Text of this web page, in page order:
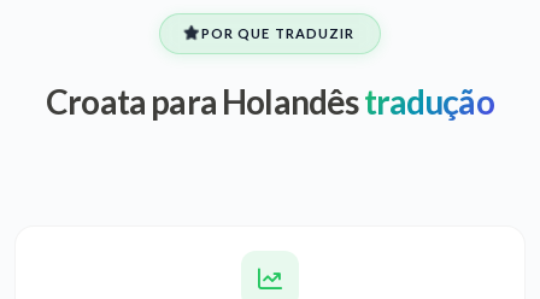
POR QUE TRADUZIR
Croata para Holandêstradução